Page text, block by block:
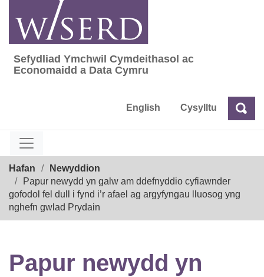
content
Sefydliad Ymchwil Cymdeithasol ac
Sefydliad Ymchwil Cymdeithasol ac
Economaidd a Data Cymru
English Cysylltu Chwilio
Hafan
Newyddion
Papur newydd yn galw am ddefnyddio cyfiawnder
gofodol fel dull i fynd i’r afael ag argyfyngau lluosog yng
nghefn gwlad Prydain
Papur newydd yn